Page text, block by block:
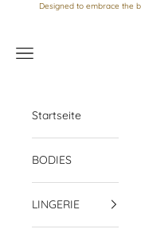
Zum Inhalt springen
Designed to embrace the
Menü
Startseite
BODIES
LINGERIE